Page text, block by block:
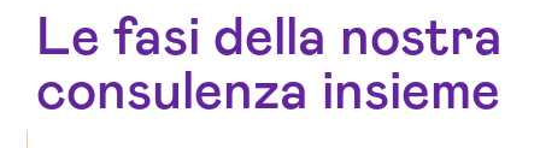
Le fasi della nostra
consulenza insieme